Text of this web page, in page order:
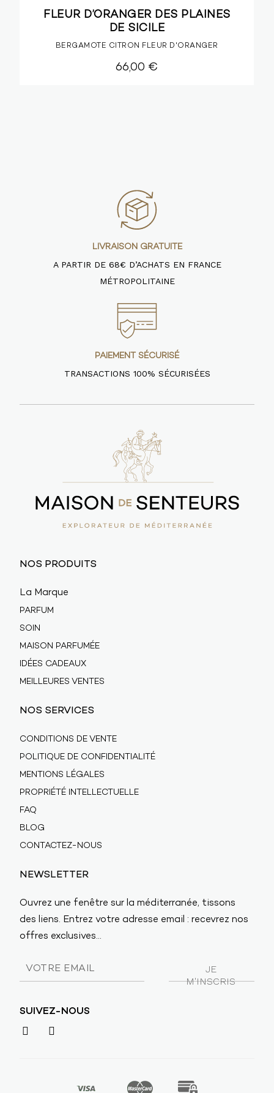
FLEUR D’ORANGER DES PLAINES
DE SICILE
BERGAMOTE CITRON FLEUR D'ORANGER
66,00 €
LIVRAISON GRATUITE
A PARTIR DE 68€ D’ACHATS EN FRANCE
MÉTROPOLITAINE
PAIEMENT SÉCURISÉ
TRANSACTIONS 100% SÉCURISÉES
NOS PRODUITS
La Marque
PARFUM
SOIN
MAISON PARFUMÉE
IDÉES CADEAUX
MEILLEURES VENTES
NOS SERVICES
CONDITIONS DE VENTE
POLITIQUE DE CONFIDENTIALITÉ
MENTIONS LÉGALES
PROPRIÉTÉ INTELLECTUELLE
FAQ
BLOG
CONTACTEZ-NOUS
NEWSLETTER
Ouvrez une fenêtre sur la méditerranée, tissons
des liens. Entrez votre adresse email : recevrez nos
offres exclusives...
SUIVEZ-NOUS